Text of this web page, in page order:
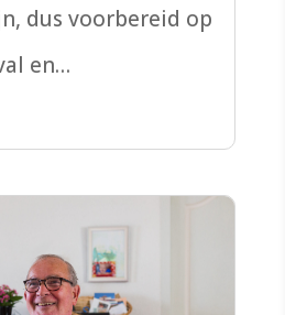
dus voorbereid op
en
Bijvoorbeeld met